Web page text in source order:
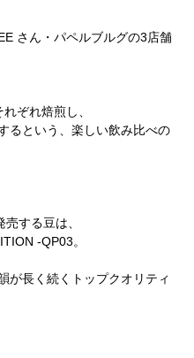
さん・パペルブルグの3店舗
ぞれ焙煎し、
るという、楽しい飲み比べの
する豆は、
-QP03。
が長く続くトップクオリティ